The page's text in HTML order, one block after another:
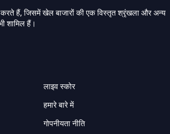
करते हैं, जिसमें खेल बाजारों की एक विस्तृत श्रृंखला और अन्य
शामिल हैं।
लाइव स्कोर
हमारे बारे में
गोपनीयता नीति